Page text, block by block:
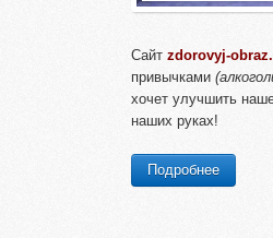
Сайт zdorovyj-
привычками
хочет улучшить
наших руках!
Подробнее